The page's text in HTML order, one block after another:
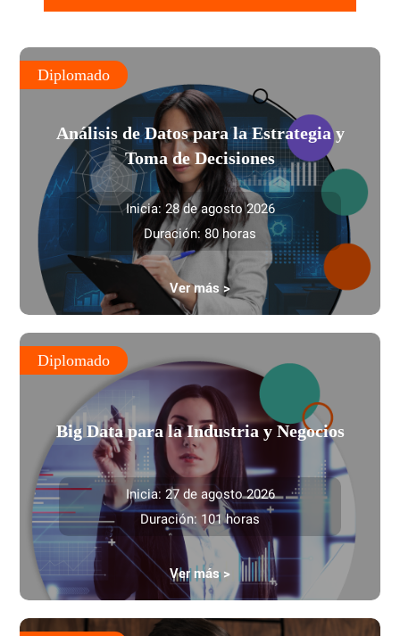
Análisis de Datos para la Estrategia y
Toma de Decisiones
Inicia: 28 de agosto 2026
Duración: 80 horas
Ver más >
Diplomado
Big Data para la Industria y Negocios
Inicia: 27 de agosto 2026
Duración: 101 horas
Ver más >
Diplomado